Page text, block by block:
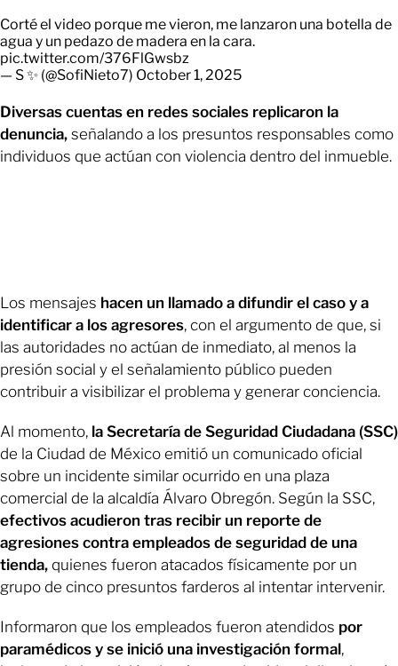
Corté el video porque me vieron, me lanzaron una botella de
agua y un pedazo de madera en la cara.
pic.twitter.com/376FlGwsbz
— S ✨ (@SofiNieto7) October 1, 2025
Diversas cuentas en redes sociales replicaron la
denuncia, señalando a los presuntos responsables como
individuos que actúan con violencia dentro del inmueble.
Los mensajes hacen un llamado a difundir el caso y a
identificar a los agresores, con el argumento de que, si
las autoridades no actúan de inmediato, al menos la
presión social y el señalamiento público pueden
contribuir a visibilizar el problema y generar conciencia.
Al momento, la Secretaría de Seguridad Ciudadana (SSC)
de la Ciudad de México emitió un comunicado oficial
sobre un incidente similar ocurrido en una plaza
comercial de la alcaldía Álvaro Obregón. Según la SSC,
efectivos acudieron tras recibir un reporte de
agresiones contra empleados de seguridad de una
tienda, quienes fueron atacados físicamente por un
grupo de cinco presuntos farderos al intentar intervenir.
Informaron que los empleados fueron atendidos por
paramédicos y se inició una investigación formal,